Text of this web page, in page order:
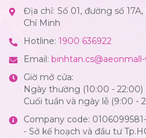
Địa chỉ: Số 01, đường số
Chí Minh
Hotline: 1900 636922
Email:
Giờ mở cửa:
Ngày thường (10:00 - 22:00)
Cuối tuần và ngày lễ (9:00 -
Company code:
- Sở kế hoạch và đầu tư